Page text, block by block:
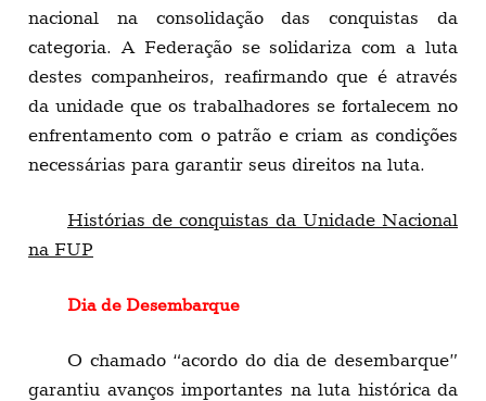
nacional na consolidação das conquistas da
categoria. A Federação se solidariza com a luta
destes companheiros, reafirmando que é através
da unidade que os trabalhadores se fortalecem no
enfrentamento com o patrão e criam as condições
necessárias para garantir seus direitos na luta.
Histórias de conquistas da Unidade Nacional
na FUP
Dia de Desembarque
O chamado “acordo do dia de desembarque”
garantiu avanços importantes na luta histórica da